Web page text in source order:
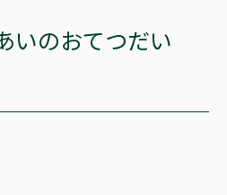
いのおてつだい